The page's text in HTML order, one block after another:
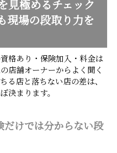
見極めるチェック
現場の段取り力を
格あり・保険加入・料金は
店舗オーナーからよく聞く
る店と落ちない店の差は、
決まります。
だけでは分からない段